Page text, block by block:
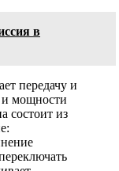
в
передачу и
и мощности
состоит из